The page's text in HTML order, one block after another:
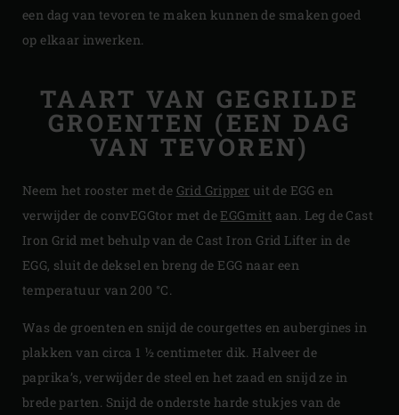
een dag van tevoren te maken kunnen de smaken goed
op elkaar inwerken.
TAART VAN GEGRILDE
GROENTEN (EEN DAG
VAN TEVOREN)
Neem het rooster met de Grid Gripper uit de EGG en
verwijder de convEGGtor met deEGGmitt aan. Leg de Cast
Iron Grid met behulp van de Cast Iron Grid Lifter in de
EGG, sluit de deksel en breng de EGG naar een
temperatuur van 200 °C.
Was de groenten en snijd de courgettes en aubergines in
plakken van circa 1 ½ centimeter dik. Halveer de
paprika’s, verwijder de steel en het zaad en snijd ze in
brede parten. Snijd de onderste harde stukjes van de